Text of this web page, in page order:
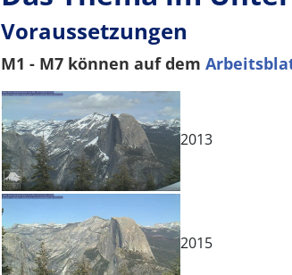
Voraussetzungen
M1 - M7 können auf dem
2013
2015